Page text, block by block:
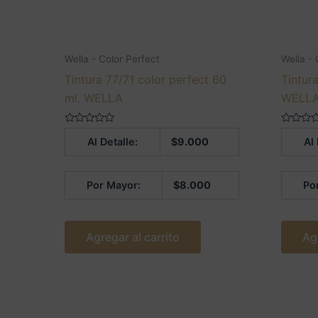
Wella - Color Perfect
Tintura 77/71 color perfect 60
ml. WELLA
Al Detalle: $9.000
Por Mayor: $8.000
Agregar al carrito
Wella -
Al